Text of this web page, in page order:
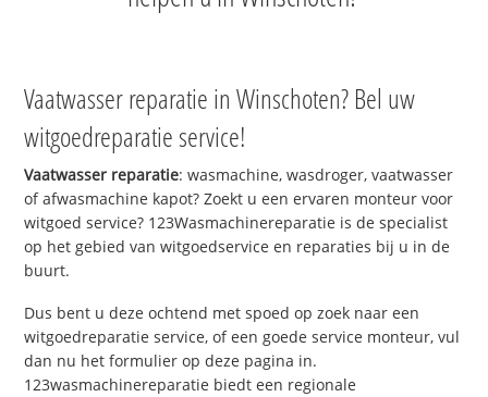
Vaatwasser reparatie in Winschoten? Bel uw
witgoedreparatie service!
Vaatwasser reparatie: wasmachine, wasdroger, vaatwasser
of afwasmachine kapot? Zoekt u een ervaren monteur voor
witgoed service? 123Wasmachinereparatie is de specialist
op het gebied van witgoedservice en reparaties bij u in de
buurt.
Dus bent u deze ochtend met spoed op zoek naar een
witgoedreparatie service, of een goede service monteur, vul
dan nu het formulier op deze pagina in.
123wasmachinereparatie biedt een regionale